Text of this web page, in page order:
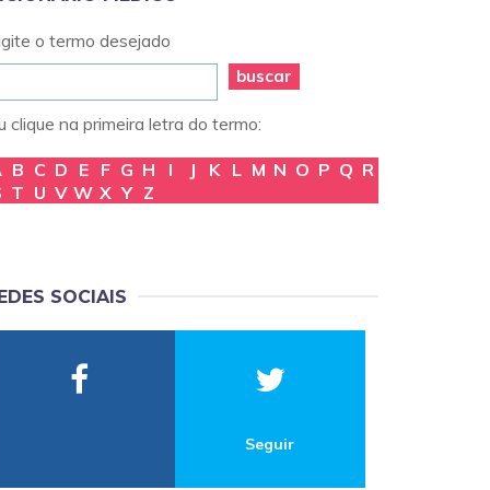
o termo desejado
buscar
clique na primeira letra do termo:
B C D E F G H I J K L M N O P Q R
T U V W X Y Z
SOCIAIS
Seguir